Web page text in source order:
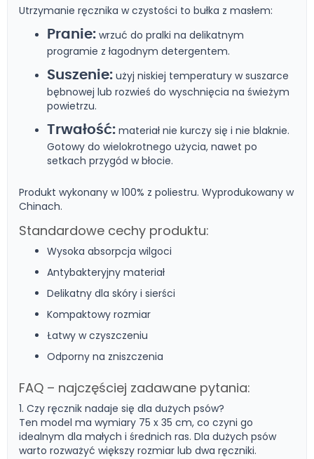
Utrzymanie ręcznika w czystości to bułka z masłem:
Pranie: wrzuć do pralki na delikatnym
programie z łagodnym detergentem.
Suszenie: użyj niskiej temperatury w suszarce
bębnowej lub rozwieś do wyschnięcia na świeżym
powietrzu.
Trwałość: materiał nie kurczy się i nie blaknie.
Gotowy do wielokrotnego użycia, nawet po
setkach przygód w błocie.
Produkt wykonany w 100% z poliestru. Wyprodukowany w
Chinach.
Standardowe cechy produktu:
Wysoka absorpcja wilgoci
Antybakteryjny materiał
Delikatny dla skóry i sierści
Kompaktowy rozmiar
Łatwy w czyszczeniu
Odporny na zniszczenia
FAQ – najczęściej zadawane pytania:
1. Czy ręcznik nadaje się dla dużych psów?
Ten model ma wymiary 75 x 35 cm, co czyni go
idealnym dla małych i średnich ras. Dla dużych psów
warto rozważyć większy rozmiar lub dwa ręczniki.